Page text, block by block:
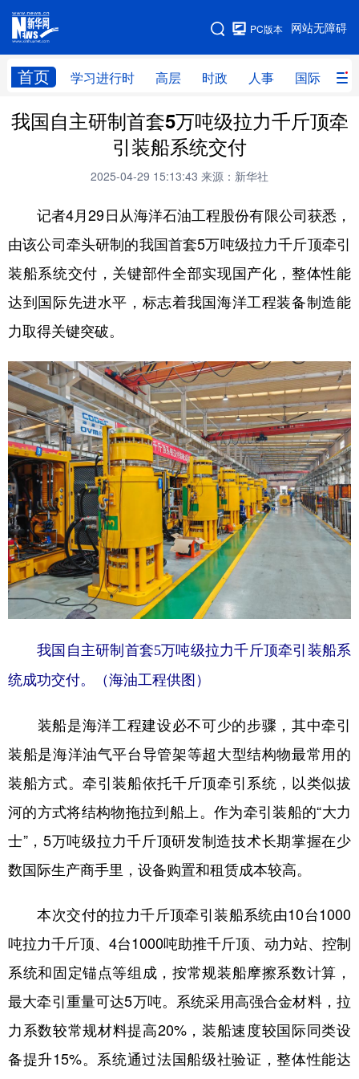
网站无障碍
PC版本
首页 学习进行时 高层 时政 人事 国际 财
网站地图
学习进行时 高层 时政 人事
财经 网评
科技 科创 量子 体育
文化 书画 健康 军事
法律
学术中国 乡村振兴 银龄 溯源中国
城市 旅游 能源 会展
彩票 娱乐 时尚 悦读
公益 一带一路 亚太网 上市公司
文化产业
地方频道
北京 天津 河北 山西
辽宁 吉林 上海 江苏
浙江 安徽
山东 河南 湖北 湖南
广东 广西 海南 重庆
四川 贵州 云南 西藏
甘肃 青海 宁夏
多语种频道
English Español Français عربى
我国自主研制首套5万吨级拉力千斤顶牵
引装船系统交付
2025-04-29 15:13:43 来源：新华社
记者4月29日从海洋石油工程股份有限公司获悉，
由该公司牵头研制的我国首套5万吨级拉力千斤顶牵引
装船系统交付，关键部件全部实现国产化，整体性能
达到国际先进水平，标志着我国海洋工程装备制造能
力取得关键突破。
我国自主研制首套5万吨级拉力千斤顶牵引装船系
统成功交付。（海油工程供图）
装船是海洋工程建设必不可少的步骤，其中牵引
装船是海洋油气平台导管架等超大型结构物最常用的
装船方式。牵引装船依托千斤顶牵引系统，以类似拔
河的方式将结构物拖拉到船上。作为牵引装船的“大力
士”，5万吨级拉力千斤顶研发制造技术长期掌握在少
数国际生产商手里，设备购置和租赁成本较高。
本次交付的拉力千斤顶牵引装船系统由10台1000
吨拉力千斤顶、4台1000吨助推千斤顶、动力站、控制
系统和固定锚点等组成，按常规装船摩擦系数计算，
最大牵引重量可达5万吨。系统采用高强合金材料，拉
力系数较常规材料提高20%，装船速度较国际同类设
备提升15%。系统通过法国船级社验证，整体性能达